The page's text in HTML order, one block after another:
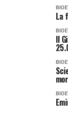
La
Il